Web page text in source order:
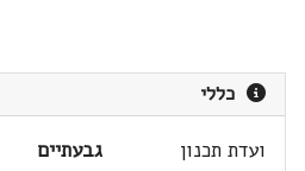
כללי
ועדת תכנון
גבעתיים